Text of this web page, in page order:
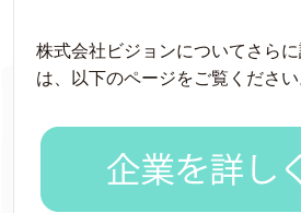
株式会社ビジョンについてさら
は、以下のページをご覧ください